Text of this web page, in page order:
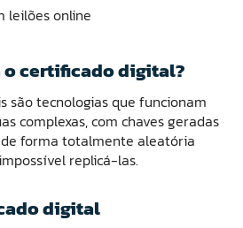
leilões online
certificado digital?
são tecnologias que funcionam
complexas, com chaves geradas
forma totalmente aleatória
replicá-las.
digital